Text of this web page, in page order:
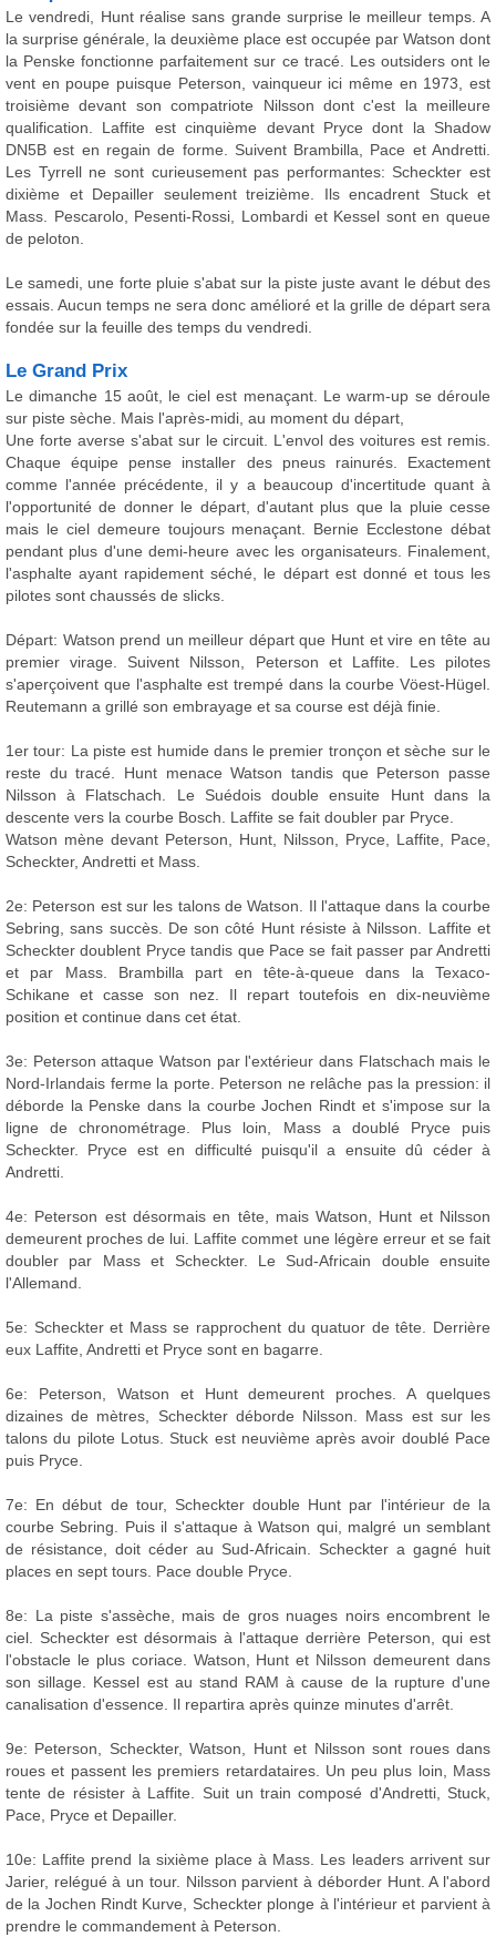
Le vendredi, Hunt réalise sans grande surprise le meilleur temps. A
la surprise générale, la deuxième place est occupée par Watson dont
la Penske fonctionne parfaitement sur ce tracé. Les outsiders ont le
vent en poupe puisque Peterson, vainqueur ici même en 1973, est
troisième devant son compatriote Nilsson dont c'est la meilleure
qualification. Laffite est cinquième devant Pryce dont la Shadow
DN5B est en regain de forme. Suivent Brambilla, Pace et Andretti.
Les Tyrrell ne sont curieusement pas performantes: Scheckter est
dixième et Depailler seulement treizième. Ils encadrent Stuck et
Mass. Pescarolo, Pesenti-Rossi, Lombardi et Kessel sont en queue
de peloton.
Le samedi, une forte pluie s'abat sur la piste juste avant le début des
essais. Aucun temps ne sera donc amélioré et la grille de départ sera
fondée sur la feuille des temps du vendredi.
Le Grand Prix
Le dimanche 15 août, le ciel est menaçant. Le warm-up se déroule
sur piste sèche. Mais l'après-midi, au moment du départ,
Une forte averse s'abat sur le circuit. L'envol des voitures est remis.
Chaque équipe pense installer des pneus rainurés. Exactement
comme l'année précédente, il y a beaucoup d'incertitude quant à
l'opportunité de donner le départ, d'autant plus que la pluie cesse
mais le ciel demeure toujours menaçant. Bernie Ecclestone débat
pendant plus d'une demi-heure avec les organisateurs. Finalement,
l'asphalte ayant rapidement séché, le départ est donné et tous les
pilotes sont chaussés de slicks.
Départ: Watson prend un meilleur départ que Hunt et vire en tête au
premier virage. Suivent Nilsson, Peterson et Laffite. Les pilotes
s'aperçoivent que l'asphalte est trempé dans la courbe Vöest-Hügel.
Reutemann a grillé son embrayage et sa course est déjà finie.
1er tour: La piste est humide dans le premier tronçon et sèche sur le
reste du tracé. Hunt menace Watson tandis que Peterson passe
Nilsson à Flatschach. Le Suédois double ensuite Hunt dans la
descente vers la courbe Bosch. Laffite se fait doubler par Pryce.
Watson mène devant Peterson, Hunt, Nilsson, Pryce, Laffite, Pace,
Scheckter, Andretti et Mass.
2e: Peterson est sur les talons de Watson. Il l'attaque dans la courbe
Sebring, sans succès. De son côté Hunt résiste à Nilsson. Laffite et
Scheckter doublent Pryce tandis que Pace se fait passer par Andretti
et par Mass. Brambilla part en tête-à-queue dans la Texaco-
Schikane et casse son nez. Il repart toutefois en dix-neuvième
position et continue dans cet état.
3e: Peterson attaque Watson par l'extérieur dans Flatschach mais le
Nord-Irlandais ferme la porte. Peterson ne relâche pas la pression: il
déborde la Penske dans la courbe Jochen Rindt et s'impose sur la
ligne de chronométrage. Plus loin, Mass a doublé Pryce puis
Scheckter. Pryce est en difficulté puisqu'il a ensuite dû céder à
Andretti.
4e: Peterson est désormais en tête, mais Watson, Hunt et Nilsson
demeurent proches de lui. Laffite commet une légère erreur et se fait
doubler par Mass et Scheckter. Le Sud-Africain double ensuite
l'Allemand.
5e: Scheckter et Mass se rapprochent du quatuor de tête. Derrière
eux Laffite, Andretti et Pryce sont en bagarre.
6e: Peterson, Watson et Hunt demeurent proches. A quelques
dizaines de mètres, Scheckter déborde Nilsson. Mass est sur les
talons du pilote Lotus. Stuck est neuvième après avoir doublé Pace
puis Pryce.
7e: En début de tour, Scheckter double Hunt par l'intérieur de la
courbe Sebring. Puis il s'attaque à Watson qui, malgré un semblant
de résistance, doit céder au Sud-Africain. Scheckter a gagné huit
places en sept tours. Pace double Pryce.
8e: La piste s'assèche, mais de gros nuages noirs encombrent le
ciel. Scheckter est désormais à l'attaque derrière Peterson, qui est
l'obstacle le plus coriace. Watson, Hunt et Nilsson demeurent dans
son sillage. Kessel est au stand RAM à cause de la rupture d'une
canalisation d'essence. Il repartira après quinze minutes d'arrêt.
9e: Peterson, Scheckter, Watson, Hunt et Nilsson sont roues dans
roues et passent les premiers retardataires. Un peu plus loin, Mass
tente de résister à Laffite. Suit un train composé d'Andretti, Stuck,
Pace, Pryce et Depailler.
10e: Laffite prend la sixième place à Mass. Les leaders arrivent sur
Jarier, relégué à un tour. Nilsson parvient à déborder Hunt. A l'abord
de la Jochen Rindt Kurve, Scheckter plonge à l'intérieur et parvient à
prendre le commandement à Peterson.